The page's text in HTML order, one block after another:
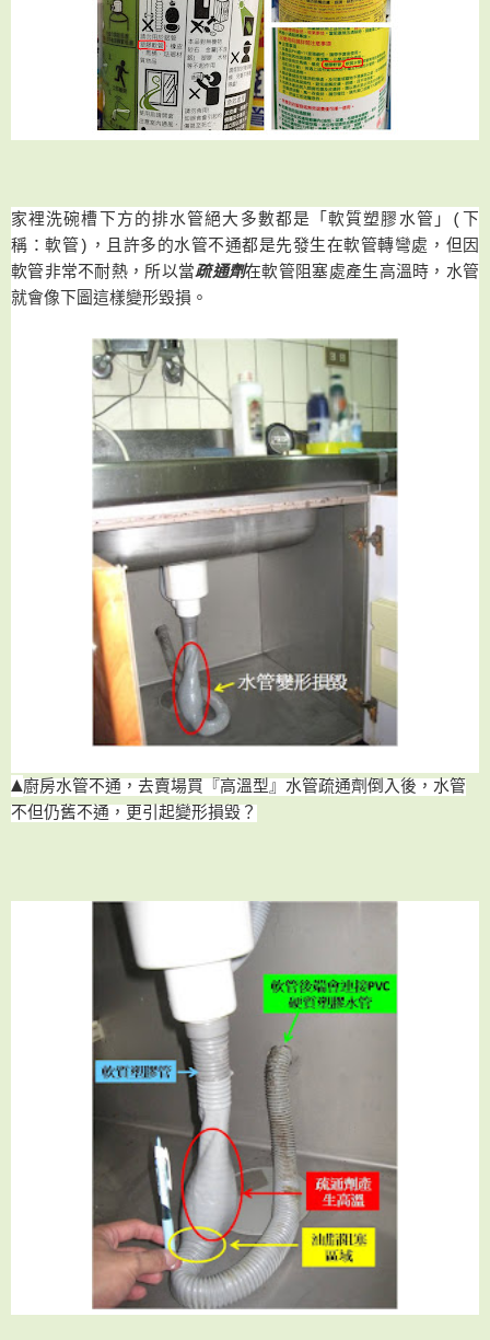
家裡洗碗槽下方的排水管絕大多數都是 「軟質塑膠水管 」(下
稱：軟管) ，且許多的水管不通都是先發生在軟管轉彎處 ， 但因
軟管非常不耐熱 ，所以當疏通劑在軟管阻塞處產生高溫時 ， 水管
就會像下 圖這樣變形毀損 。
▲廚房水管不通 ，去賣場買『高溫型』水管疏通劑倒入後，水管
不但仍舊不通 ，更引起變形損毀？